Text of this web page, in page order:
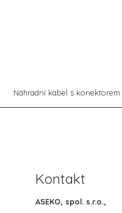
Náhradní kabel s konektorem
Kontakt
ASEKO, spol. s.r.o.,